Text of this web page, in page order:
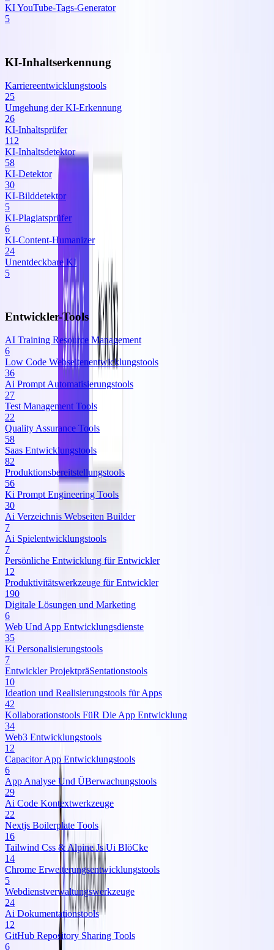
KI YouTube‑Tags‑Generator
5
KI-Inhaltserkennung
Karriereentwicklungstools
25
Umgehung der KI‑Erkennung
26
KI‑Inhaltsprüfer
112
KI‑Inhaltsdetektor
58
KI‑Detektor
30
KI‑Bilddetektor
5
KI‑Plagiatsprüfer
6
KI‑Content‑Humanizer
24
Unentdeckbare KI
5
Entwickler-Tools
AI Training Resource Management
6
Low Code Webseitenentwicklungstools
36
Ai Prompt Automatisierungstools
27
Test Management Tools
22
Quality Assurance Tools
58
Saas Entwicklungstools
82
Produktionsbereitstellungstools
56
Ki Prompt Engineering Tools
30
Ai Verzeichnis Webseiten Builder
7
Ai Spielentwicklungstools
7
Persönliche Entwicklung für Entwickler
12
Produktivitätswerkzeuge für Entwickler
190
Digitale Lösungen und Marketing
6
Web Und App Entwicklungsdienste
35
Ki Personalisierungstools
7
Entwickler ProjektpräSentationstools
10
Ideation und Realisierungstools für Apps
42
Kollaborationstools FüR Die App Entwicklung
34
Web3 Entwicklungstools
12
Capacitor App Entwicklungstools
6
App Analyse Und ÜBerwachungstools
29
Ai Code Kontextwerkzeuge
22
Nextjs Boilerplate Tools
16
Tailwind Css & Alpine Js Ui BlöCke
14
Chrome Erweiterungsentwicklungstools
5
Webdienstverwaltungswerkzeuge
24
Ai Dokumentationstools
12
GitHub Repository Sharing Tools
6